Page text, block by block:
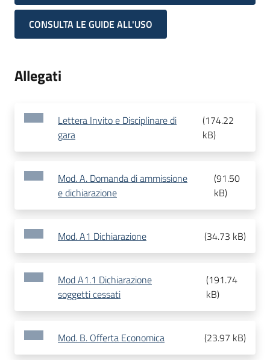
CONSULTA LE GUIDE ALL'USO
Allegati
Lettera Invito e Disciplinare di
gara
(174.22
kB)
Mod. A. Domanda di ammissione
e dichiarazione
(91.50
kB)
Mod. A1 Dichiarazione (34.73 kB)
Mod A1.1 Dichiarazione
soggetti cessati
(191.74
kB)
Mod. B. Offerta Economica (23.97 kB)